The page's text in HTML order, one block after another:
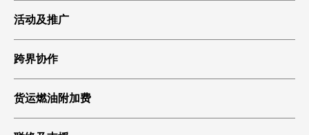
活动及推广
跨界协作
货运燃油附加费